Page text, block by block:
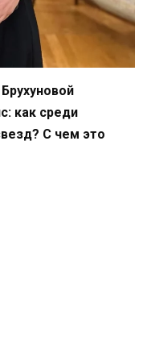
как среди
С чем это